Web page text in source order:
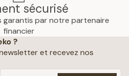
sécurisé
garantis par notre partenaire
financier
?
et recevez nos